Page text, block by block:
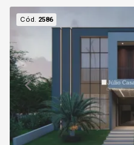
18:30
19:00
Cód. 2586